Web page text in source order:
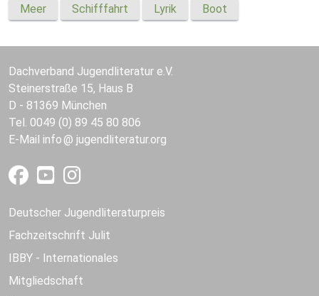
Meer Schifffahrt Lyrik Boot
Dachverband Jugendliteratur e.V.
Steinerstraße 15, Haus B
D - 81369 München
Tel. 0049 (0) 89 45 80 806
E-Mail info jugendliteratur.org
Deutscher Jugendliteraturpreis
Fachzeitschrift Julit
IBBY - Internationales
Mitgliedschaft